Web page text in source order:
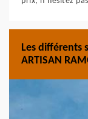
Les différents
ARTISAN